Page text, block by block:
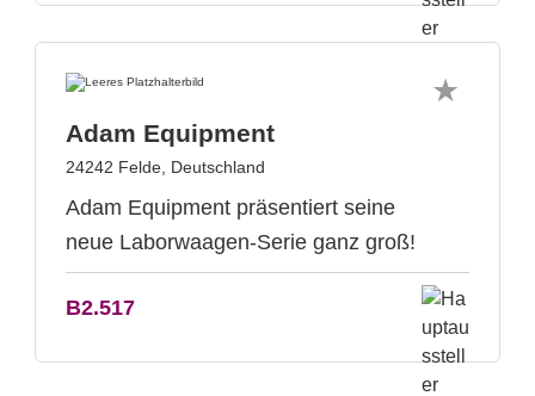
Adam Equipment
24242 Felde, Deutschland
Adam Equipment präsentiert seine
neue Laborwaagen-Serie ganz groß!
B2.517